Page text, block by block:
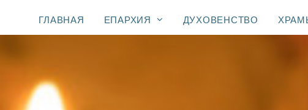
ГЛАВНАЯ ЕПАРХИЯ ДУХОВЕНСТВО